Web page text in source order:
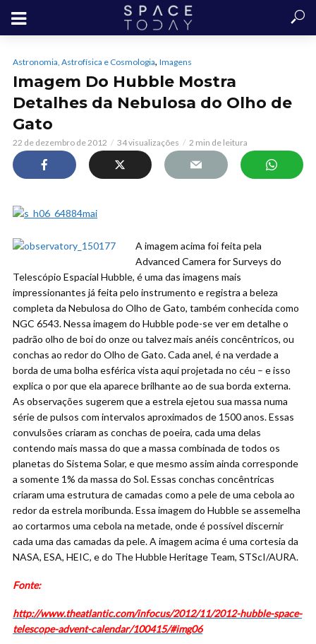
Astronomia, Astrofísica e Cosmologia, Imagens
Imagem Do Hubble Mostra
Detalhes da Nebulosa do Olho de
Gato
22 de dezembro de 2012 34 visualizações 2 min de leitura
A imagem acima foi feita pela
Advanced Camera for Surveys do
Telescópio Espacial Hubble, é uma das imagens mais
impressionantes já feita pelo instrumento e registra a beleza
completa da Nebulosa do Olho de Gato, também conhecida como
NGC 6543. Nessa imagem do Hubble pode-se ver em detalhe o
padrão olho de boi do onze ou talvez mais anéis concêntricos, ou
conchas ao redor do Olho de Gato. Cada anel, é na verdade a
borda de uma bolha esférica vista aqui projetada no céu – e isso
explica o por que ela aparece brilhante ao de sua borda externa.
As observações sugerem que a estrela ejetou sua massa numa
série de pulsos com intervalos aproximados de 1500 anos. Essas
convulsões criaram as conchas de poeira, cada uma delas
contendo mais massa do que a massa combinada de todos os
planetas do Sistema Solar, e que mesmo assim ainda corresponde
a somente 1% da massa do Sol. Essas conchas concêntricas
criaram uma estrutura de camadas como a pele de uma cebola ao
redor da estrela moribunda. Essa imagem do Hubble se assemelha
ao cortarmos uma cebola na metade, onde é possível discernir
cada uma das camadas da pele. A imagem acima é uma cortesia da
NASA, ESA, HEIC, e do The Hubble Heritage Team, STScI/AURA.
Fonte:
http://www.theatlantic.com/infocus/2012/11/2012-hubble-space-
telescope-advent-calendar/100415/#img06